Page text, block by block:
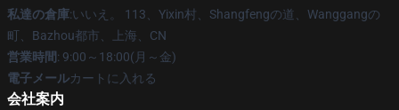
私達の倉庫:いいえ。 113、Yixin村、Shangfengの道、Wanggangの
町、Bazhou都市、上海、CN
営業時間: 9:00～18:00(月～金)
電子メールカートに入れる
会社案内